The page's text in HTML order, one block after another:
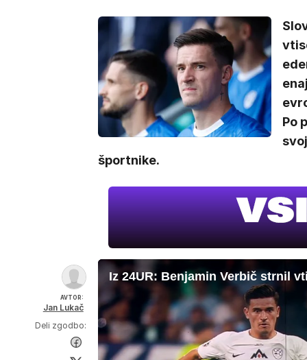
Po
športnike.
AVTOR:
Jan Lukač
Deli zgodbo:
Iz 24UR: Benjamin Verbič strnil